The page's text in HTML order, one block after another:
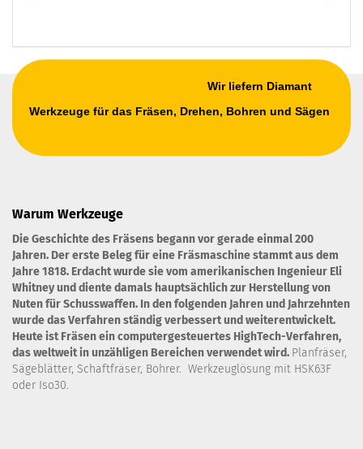
Wir liefern Diamant
Werkzeuge für das Fräsen, Drehen, Bohren und Sägen
Warum Werkzeuge
Die Geschichte des Fräsens begann vor gerade einmal 200
Jahren. Der erste Beleg für eine Fräsmaschine stammt aus dem
Jahre 1818. Erdacht wurde sie vom amerikanischen Ingenieur Eli
Whitney und diente damals hauptsächlich zur Herstellung von
Nuten für Schusswaffen. In den folgenden Jahren und Jahrzehnten
wurde das Verfahren ständig verbessert und weiterentwickelt.
Heute ist Fräsen ein computergesteuertes HighTech-Verfahren,
das weltweit in unzähligen Bereichen verwendet wird. Planfräser,
Sägeblätter, Schaftfräser, Bohrer. Werkzeuglösung mit HSK63F
oder Iso30.